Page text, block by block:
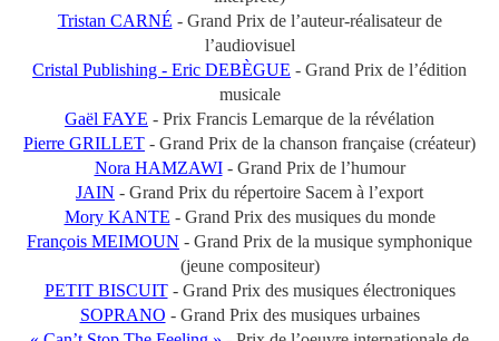
Tristan CARNÉ - Grand Prix de l’auteur-réalisateur de
l’audiovisuel
Cristal Publishing - Eric DEBÈGUE - Grand Prix de l’édition
musicale
Gaël FAYE - Prix Francis Lemarque de la révélation
Pierre GRILLET - Grand Prix de la chanson française (créateur)
Nora HAMZAWI- Grand Prix de l’humour
JAIN - Grand Prix du répertoire Sacem à l’export
Mory KANTE - Grand Prix des musiques du monde
François MEIMOUN - Grand Prix de la musique symphonique
(jeune compositeur)
PETIT BISCUIT- Grand Prix des musiques électroniques
SOPRANO - Grand Prix des musiques urbaines